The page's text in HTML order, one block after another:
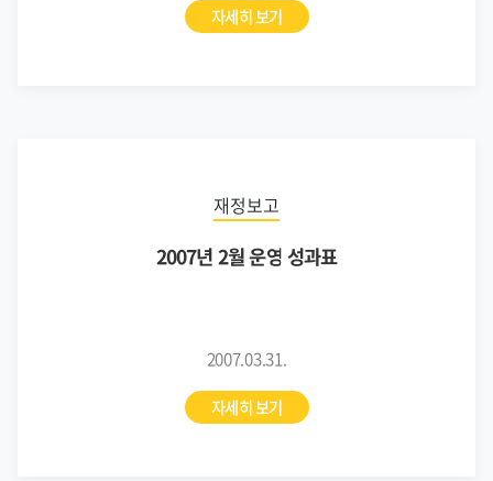
자세히 보기
재정보고
2007년 2월 운영 성과표
2007.03.31.
자세히 보기